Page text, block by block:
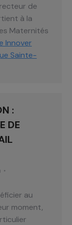
de
à la
Maternités
Innover
Sainte-
:
DE
au
moment,